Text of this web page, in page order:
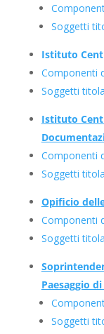
Soggetti
Istituto
Componenti
Soggetti
Istituto
Componenti
Soggetti
Opificio
Componenti
Soggetti
Paesaggio
Soggetti